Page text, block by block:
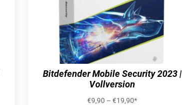
Bitdefender Mobile Security 2023 |
Vollversion
€9,90 –€19,90*